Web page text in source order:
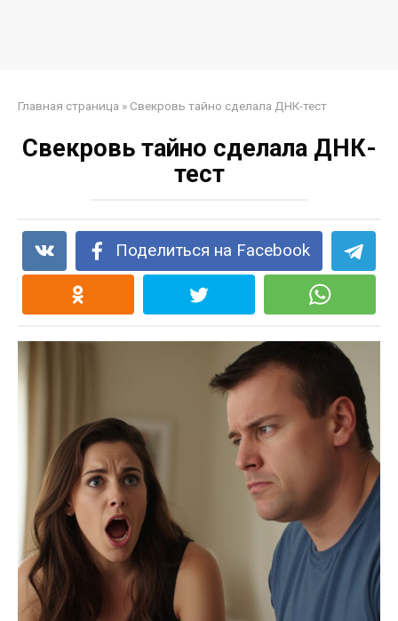
Главная страница » Свекровь тайно сделала ДНК-тест
Свекровь тайно сделала ДНК-
тест
Поделиться на Facebook